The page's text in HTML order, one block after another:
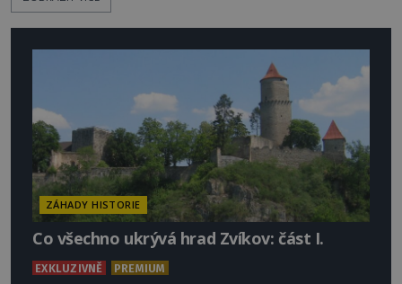
normálního člověka blázna! Mnoho jich léčbu
nepřežilo. Co s nimi pak bylo? Zakopali je do ú
ZÁHADY HISTORIE
Co všechno ukrývá hrad Zvíkov: část I.
EXKLUZIVNĚ PREMIUM